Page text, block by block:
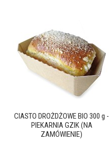
CIASTO DROŻDŻOWE BIO 300 g -
PIEKARNIA GZIK (NA
ZAMÓWIENIE)